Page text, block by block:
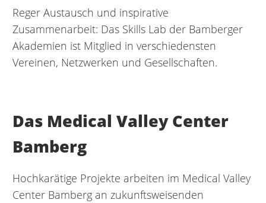
Reger Austausch und inspirative
Zusammenarbeit: Das Skills Lab der Bamberger
Akademien ist Mitglied in verschiedensten
Vereinen, Netzwerken und Gesellschaften.
Das Medical Valley Center
Bamberg
Hochkarätige Projekte arbeiten im Medical Valley
Center Bamberg an zukunftsweisenden